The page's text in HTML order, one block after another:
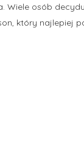
Wiele osób
który najlepiej